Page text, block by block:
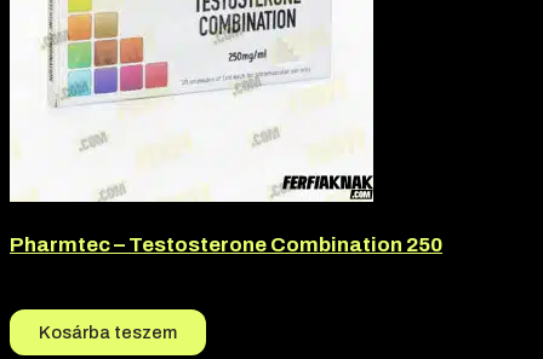
Pharmtec – Testosterone Combination 250
Kosárba teszem